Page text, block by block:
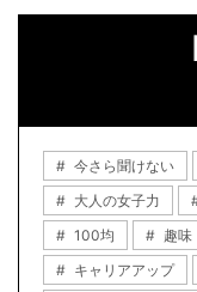
今さら聞けない
大人の女子力
100均
趣味
キャリアアップ